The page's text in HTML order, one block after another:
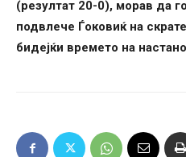
(резултат 20-0), морав да
подвлече Ѓоковиќ на
бидејќи времето на